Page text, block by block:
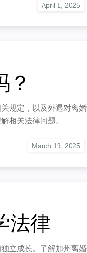
？
规定，以及外遇对离婚
相关法律问题。
法律
立成长。了解加州离婚